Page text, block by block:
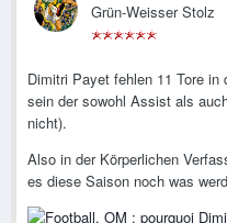
Grün-Weisser Stolz
Dimitri Payet fehlen 11 Tore
sein der sowohl Assist als
nicht).
Also in der Körperlichen
es diese Saison noch was